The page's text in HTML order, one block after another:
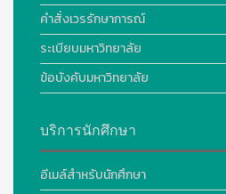
คำสั่งเวรรักษาการณ์
ระเบียบมหาวิทยาลัย
ข้อบังคับมหาวิทยาลัย
บริการนักศึกษา
อีเมล์สำหรับนักศึกษา